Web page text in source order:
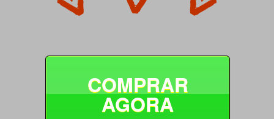
COMPRAR
AGORA